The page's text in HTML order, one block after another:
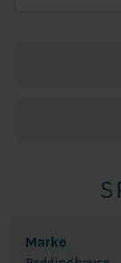
Marke